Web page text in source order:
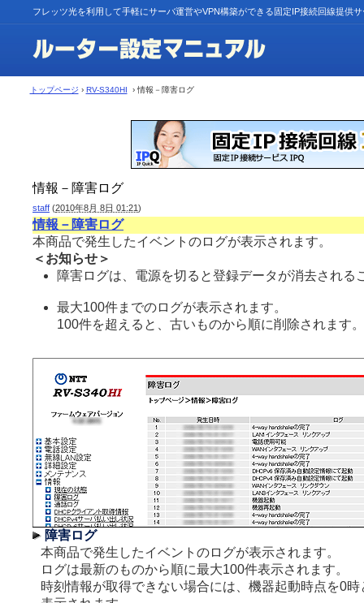
フレッツ光を利用して手軽にサーバ運営やVPN構築ができる固定IP接続回線提供
トップページ › RV-S340HI › 情報－障害ログ
情報－障害ログ
staff (2010年8月 8日 01:21)
情報－障害ログ
本商品で発生したイベントのログが表示されます。
＜お知らせ＞
障害ログは、電源を切ると登録データが消去される
最大100件までのログが表示されます。
100件を超えると、古いものから順に削除されます。
障害ログ
本商品で発生したイベントのログが表示されます。
ログは最新のものから順に最大100件表示されます。
時刻情報が取得できない場合には、機器起動時点を0